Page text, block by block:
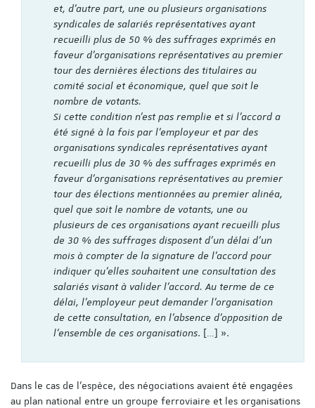
et, d'autre part, une ou plusieurs organisations
syndicales de salariés représentatives ayant
recueilli plus de 50 % des suffrages exprimés en
faveur d'organisations représentatives au premier
tour des dernières élections des titulaires au
comité social et économique, quel que soit le
nombre de votants.
Si cette condition n'est pas remplie et si l'accord a
été signé à la fois par l'employeur et par des
organisations syndicales représentatives ayant
recueilli plus de 30 % des suffrages exprimés en
faveur d'organisations représentatives au premier
tour des élections mentionnées au premier alinéa,
quel que soit le nombre de votants, une ou
plusieurs de ces organisations ayant recueilli plus
de 30 % des suffrages disposent d'un délai d'un
mois à compter de la signature de l'accord pour
indiquer qu'elles souhaitent une consultation des
salariés visant à valider l'accord. Au terme de ce
délai, l'employeur peut demander l'organisation
de cette consultation, en l'absence d'opposition de
l'ensemble de ces organisations. […] ».
Dans le cas de l’espèce, des négociations avaient été engagées
au plan national entre un groupe ferroviaire et les organisations